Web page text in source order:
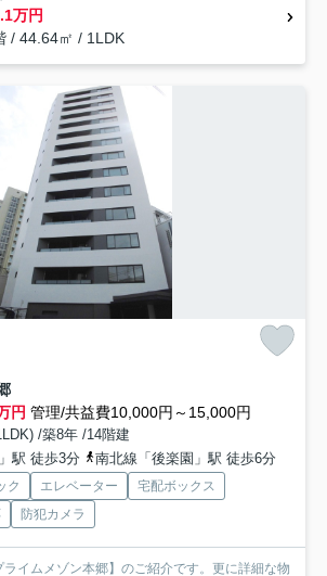
万円
/ 44.64㎡ / 1LDK
円 管理/共益費10,000円～15,000円
/築8年 /14階建
駅 徒歩3分
南北線「後楽園」駅 徒歩6分
ク エレベーター
宅配ボックス
防犯カメラ
イムメゾン本郷】のご紹介です。更に詳細な物